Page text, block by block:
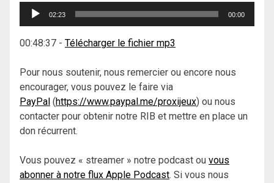
Lecteur
02:23 00:00
00:48:37 - Télécharger le fichier mp3
Pour nous soutenir, nous remercier ou encore nous
encourager, vous pouvez le faire via
PayPal (https://www.paypal.me/proxijeux) ou nous
contacter pour obtenir notre RIB et mettre en place un
don récurrent.
Vous pouvez « streamer » notre podcast ou vous
abonner à notre flux Apple Podcast. Si vous nous